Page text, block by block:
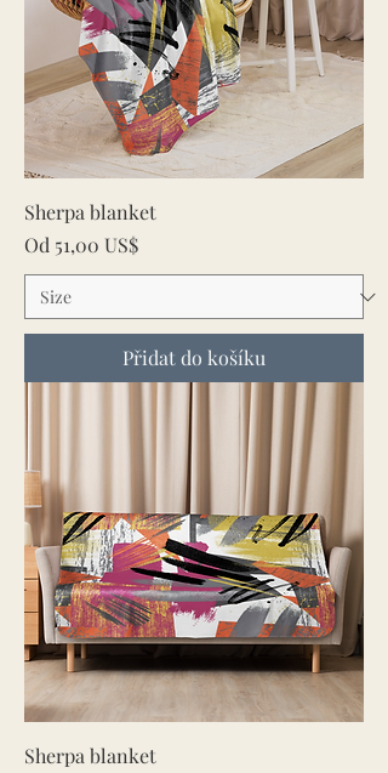
Sherpa blanket
Od 51,00 US$
Zvýhodněná cena
Přidat do košíku
Sherpa blanket